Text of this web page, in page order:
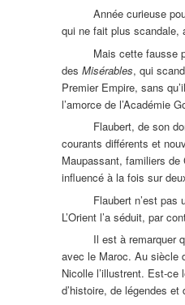
Année curieuse
qui ne fait plus scandale,
Mais cette fausse
des Misérables, qui
Premier Empire, sans
l’amorce de l’Académie
Flaubert, de son
courants différents et
Maupassant, familiers de
influencé à la fois sur
Flaubert n’est
L’Orient l’a séduit, par
Il est à remarquer
avec le Maroc. Au siècle
Nicolle l’illustrent. Est-ce
d’histoire, de légendes